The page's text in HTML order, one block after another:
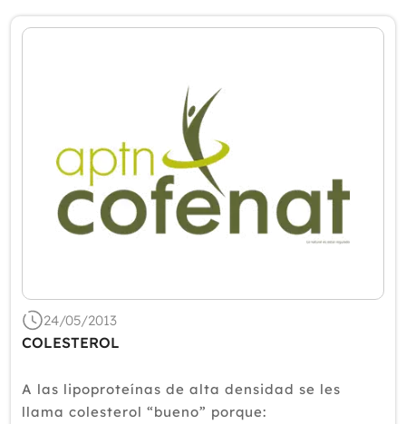
Febrero
2023
2022
2021
2018
2017
2016
2015
24/05/2013
COLESTEROL
A las lipoproteínas de alta densidad se les
llama colesterol “bueno” porque: